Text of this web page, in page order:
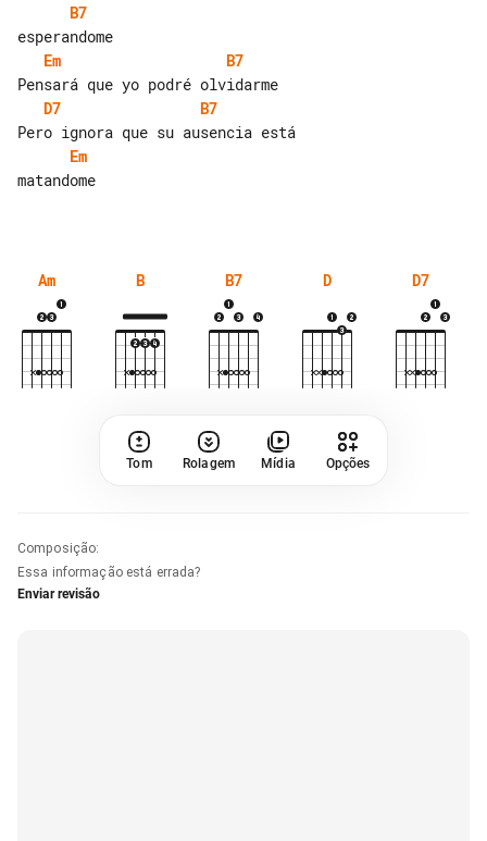
B7
Em
B7
D7
B7
Em
matandome
Am B B7 D D7
Tom Rolagem Mídia Opções
Composição:
Essa informação está errada?
Enviar revisão